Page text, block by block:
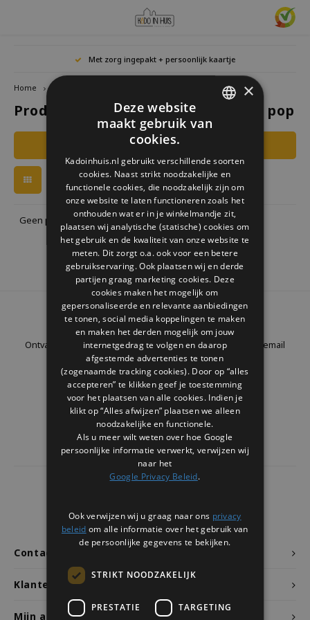
Hoofdmenu / zwitscherbox
Zwitscherbox
Birdybox
Heidibox
Junglebox
Zwitscherbox Satellite
Hoe werkt een Zwitscherbox
Welke Zwitscherbox past bij jou?
Zwitscherbox als cadeau
Hoofdmenu / cadeau-ideeën
Cadeau-ideeën
Cadeau voor Haar
Cadeau voor kinderen
Cadeau voor collega
Housewarming cadeau
Huwelijkscadeau
Hoofdmenu / woonaccessoires
Woonaccessoires
Boekensteunen
Fotolijstjes
Kandelaars
Wanddecoratie
Hoofdmenu / cadeaus & lifestyle
Cadeaus & Lifestyle
Boekenleggers
Fun Gadgets
Horloges
Borduren & Creatief
Zonnebrillen
Hoofdmenu
Taal
Deutsch
Met zorg ingepakt + persoonlijk kaartje
Home
Producten getagd met lollie grand pop
Filters
Geen producten gevonden!...
Contact
Nieuwsbrief
Ontvang de laatste updates, nieuws en aanbiedingen via email
Volg ons
Klanten geven ons een9.7/10
Klantenservice
Mijn account
DUTCH
ENGLISH
×
Deze website
maakt gebruik van
cookies.
Kadoinhuis.nl gebruikt verschillende soorten
cookies. Naast strikt noodzakelijke en
functionele cookies, die noodzakelijk zijn om
onze website te laten functioneren zoals het
onthouden wat er in je winkelmandje zit,
plaatsen wij analytische (statische) cookies om
het gebruik en de kwaliteit van onze website te
meten. Dit zorgt o.a. ook voor een betere
gebruikservaring. Ook plaatsen wij en derde
partijen graag marketing cookies. Deze
cookies maken het mogelijk om
gepersonaliseerde en relevante aanbiedingen
te tonen, social media koppelingen te maken
en maken het derden mogelijk om jouw
internetgedrag te volgen en daarop
afgestemde advertenties te tonen
(zogenaamde tracking cookies). Door op “alles
accepteren” te klikken geef je toestemming
voor het plaatsen van alle cookies. Indien je
klikt op “Alles afwijzen” plaatsen we alleen
noodzakelijke en functionele.
Als u meer wilt weten over hoe Google
persoonlijke informatie verwerkt, verwijzen wij
naar het
Google Privacy Beleid.
Ook verwijzen wij u graag naar ons privacy
beleid om alle informatie over het gebruik van
de persoonlijke gegevens te bekijken.
STRIKT NOODZAKELIJK
PRESTATIE TARGETING